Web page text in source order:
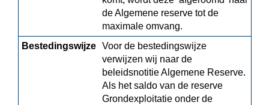
de Algemene reserve tot de
maximale omvang.
Bestedingswijze Voor de bestedingswijze
verwijzen wij naar de
beleidsnotitie Algemene Reserve.
Als het saldo van de reserve
Grondexploitatie onder de